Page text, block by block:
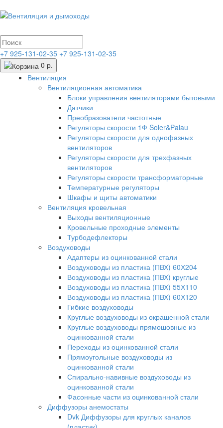
+7 925-131-02-35 +7 925-131-02-35
0 р.
Вентиляция
Вентиляционная автоматика
Блоки управления вентиляторами бытовыми
Датчики
Преобразователи частотные
Регуляторы скорости 1Ф Soler&Palau
Регуляторы скорости для однофазных
вентиляторов
Регуляторы скорости для трехфазных
вентиляторов
Регуляторы скорости трансформаторные
Температурные регуляторы
Шкафы и щиты автоматики
Вентиляция кровельная
Выходы вентиляционные
Кровельные проходные элементы
Турбодефлекторы
Воздуховоды
Адаптеры из оцинкованной стали
Воздуховоды из пластика (ПВХ) 60Х204
Воздуховоды из пластика (ПВХ) круглые
Воздуховоды из пластика (ПВХ) 55Х110
Воздуховоды из пластика (ПВХ) 60Х120
Гибкие воздуховоды
Круглые воздуховоды из окрашенной стали
Круглые воздуховоды прямошовные из
оцинкованной стали
Переходы из оцинкованной стали
Прямоугольные воздуховоды из
оцинкованной стали
Спирально-навивные воздуховоды из
оцинкованной стали
Фасонные части из оцинкованной стали
Диффузоры анемостаты
Dvk Диффузоры для круглых каналов